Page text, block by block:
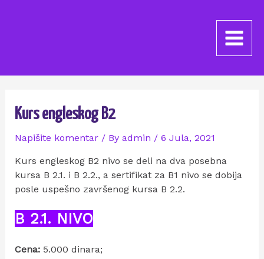
Kurs engleskog B2
Napišite komentar / By admin / 6 Jula, 2021
Kurs engleskog B2 nivo se deli na dva posebna
kursa B 2.1. i B 2.2., a sertifikat za B1 nivo se dobija
posle uspešno završenog kursa B 2.2.
B 2.1. NIVO
Cena:5.000 dinara;